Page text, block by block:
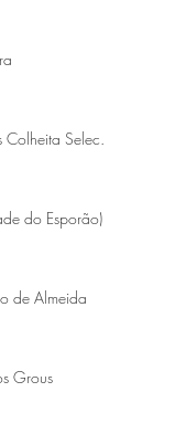
Colheita Selec.
do Esporão)
de Almeida
Grous